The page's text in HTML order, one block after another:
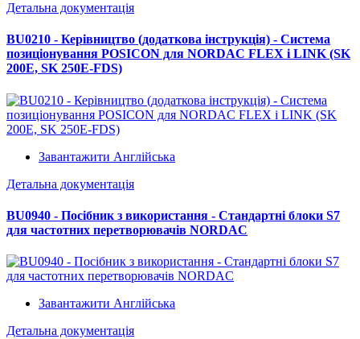
Детальна документація
BU0210 - Керівництво (додаткова інструкція) - Система
позиціонування POSICON для NORDAC FLEX і LINK (SK
200E, SK 250E-FDS)
Завантажити Англійська
Детальна документація
BU0940 - Посібник з використання - Стандартні блоки S7
для частотних перетворювачів NORDAC
Завантажити Англійська
Детальна документація